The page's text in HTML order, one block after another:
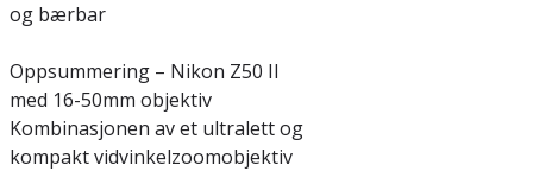
og bærbar
Oppsummering – Nikon Z50 II
med 16-50mm objektiv
Kombinasjonen av et ultralett og
kompakt vidvinkelzoomobjektiv